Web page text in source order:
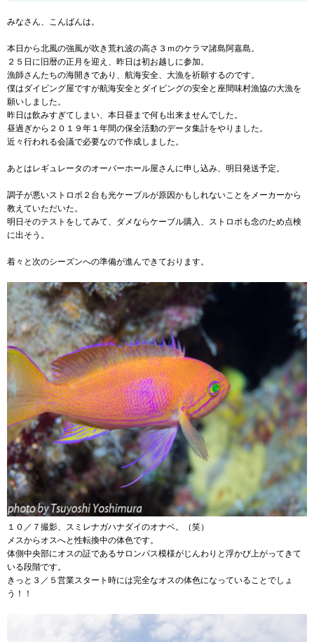
みなさん、こんばんは。
本日から北風の強風が吹き荒れ波の高さ３ｍのケラマ諸島阿嘉島。
２５日に旧暦の正月を迎え、昨日は初お越しに参加。
漁師さんたちの海開きであり、航海安全、大漁を祈願するのです。
僕はダイビング屋ですが航海安全とダイビングの安全と座間味村漁協の大漁を
願いしました。
昨日は飲みすぎてしまい、本日昼まで何も出来ませんでした。
昼過ぎから２０１９年１年間の保全活動のデータ集計をやりました。
近々行われる会議で必要なので作成しました。
あとはレギュレータのオーバーホール屋さんに申し込み、明日発送予定。
調子が悪いストロボ２台も光ケーブルが原因かもしれないことをメーカーから
教えていただいた。
明日そのテストをしてみて、ダメならケーブル購入、ストロボも念のため点検
に出そう。
着々と次のシーズンへの準備が進んできております。
１０／７撮影、スミレナガハナダイのオナベ。（笑）
メスからオスへと性転換中の体色です。
体側中央部にオスの証であるサロンパス模様がじんわりと浮かび上がってきて
いる段階です。
きっと３／５営業スタート時には完全なオスの体色になっていることでしょ
う！！